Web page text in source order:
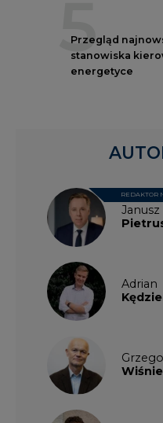
5
Przegląd
stanowiska
energetyce
Janusz
REDAKTOR
Adrian